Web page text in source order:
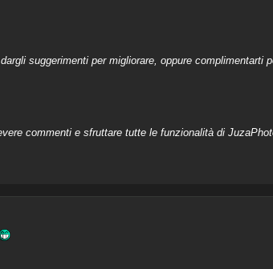
suggerimenti per migliorare, oppure complimentarti
commenti e sfruttare tutte le funzionalità di